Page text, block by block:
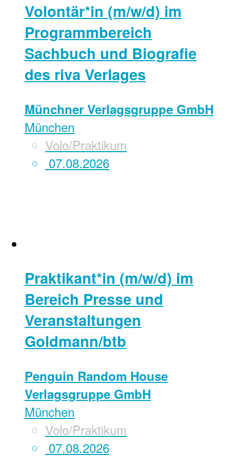
Volontär*in (m/w/d) im
Programmbereich
Sachbuch und Biografie
des riva Verlages
Münchner Verlagsgruppe GmbH
München
Volo/Praktikum
07.08.2026
Praktikant*in (m/w/d) im
Bereich Presse und
Veranstaltungen
Goldmann/btb
Penguin Random House
Verlagsgruppe GmbH
München
Volo/Praktikum
07.08.2026